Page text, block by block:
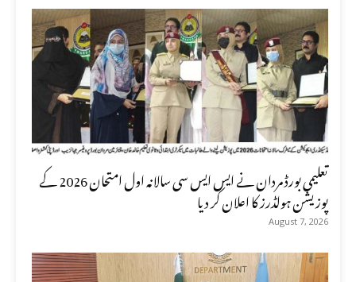
تعلیمی بورڈ مردان نے ایس ایس سی سالانہ اول امتحان 2026 کے
پوزیشن ہولڈرز کا اعلان کر دیا
August 7, 2026